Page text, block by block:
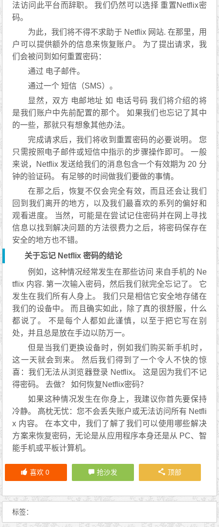
法访问此平台而辞职。 我们仍然可以选择 重置Netflix密
码。
为此，我们将不得不求助于 Netflix 网站. 在那里，用
户可以提供额外的信息来恢复账户。 为了提出请求，我
们会被问到如何重置密码：
通过 电子邮件。
通过一个 短信（SMS）。
显然，双方 电邮地址 如 电话号码 我们将介绍的将
是我们账户中先前配置的那个。 如果我们也忘记了其中
的一些，那就只有想象其他办法。
完成请求后，我们将收到重置密码的必要说明。 您
只需按照电子邮件或短信中指示的步骤操作即可。 一般
来说，Netflix 发送给我们的消息包含一个有效期为 20 分
钟的验证码。 有足够的时间做我们要做的事情。
在那之后，恢复不仅会完全有效，而且还会让我们
回到我们离开的地方，以及我们最喜欢的系列的偏好和
观看进度。 当然，可能是在尝试记住密码并在网上寻找
信息以找到解决问题的方法很费力之后，将密码保存在
安全的地方也不错。
关于忘记 Netflix 密码的结论
例如，这种情况经常发生在那些访问 来自手机的 Ne
tflix 内容. 第一次输入密码，然后我们就完全忘记了。 它
发生在我们所有人身上。 我们只是相信它安全地存储在
我们的设备中。 而且确实如此，除了真的很舒服，什么
都说了。 不是每个人都如此谨慎，以至于把它写在别
处，并且总是放在手边以防万一。
但是当我们更换设备时，例如我们购买新手机时，
这一天就会到来。 然后我们得到了一个令人不快的惊
喜：我们无法从浏览器登录 Netflix。 这是因为我们不记
得密码。 去做？ 如何恢复Netflix密码？
如果这种情况发生在你身上，我建议你首先要保持
冷静。 高枕无忧：您不会丢失账户或无法访问所有 Netfli
x 内容。 在本文中，我们了解了我们可以使用哪些解决
方案来恢复密码，无论是从应用程序本身还是从 PC、智
能手机或平板计算机。
喜欢 0 抢沙发 顶部
标签：